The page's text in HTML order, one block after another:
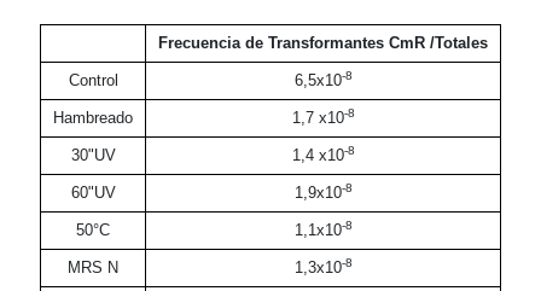
Frecuencia de Transformantes CmR /Totales
Control 6,5x10-8
Hambreado 1,7 x10-8
30"UV 1,4 x10-8
60"UV 1,9x10-8
50°C 1,1x10-8
MRS N 1,3x10-8